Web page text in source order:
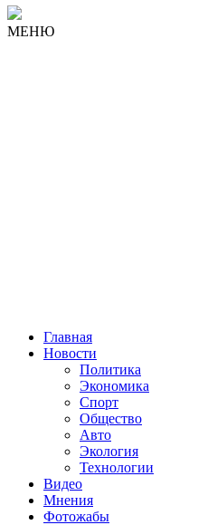
МЕНЮ
Главная
Новости
Политика
Экономика
Спорт
Общество
Авто
Экология
Технологии
Видео
Мнения
Фотожабы